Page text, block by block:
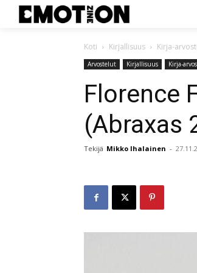
Koti Kirjallisuus Kirja-
Arvostelut Kirjallisuus Kirja-
Florence
(Abraxas
Tekijä Mikko Ihalainen -